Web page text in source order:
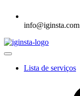
info@iginsta.com
Lista de serviços